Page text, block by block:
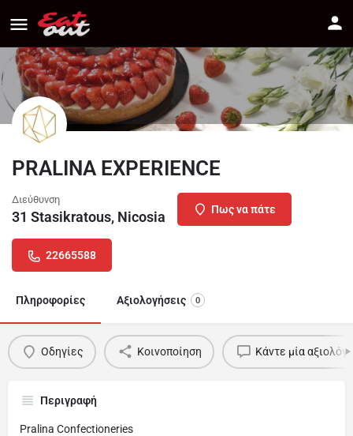
PRALINA EXPERIENCE
Διεύθυνση
31 Stasikratous, Nicosia Πως να πάτε
22665588
Πληροφορίες Αξιολογήσεις 0
Οδηγίες Κοινοποίηση Κάντε μία
Περιγραφή
Pralina Confectioneries